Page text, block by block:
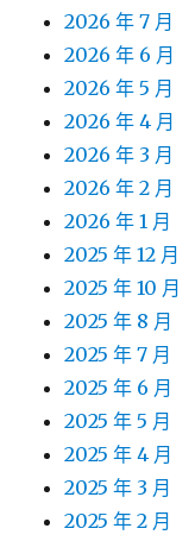
2026 年 7 月
2026 年 6 月
2026 年 5 月
2026 年 4 月
2026 年 3 月
2026 年 2 月
2026 年 1 月
2025 年 12 月
2025 年 10 月
2025 年 8 月
2025 年 7 月
2025 年 6 月
2025 年 5 月
2025 年 4 月
2025 年 3 月
2025 年 2 月